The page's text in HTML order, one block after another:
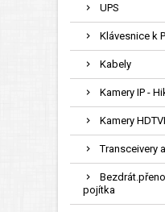
UPS
Klávesnice k
Kabely
Kamery IP -
Kamery
Transceivery
pojítka